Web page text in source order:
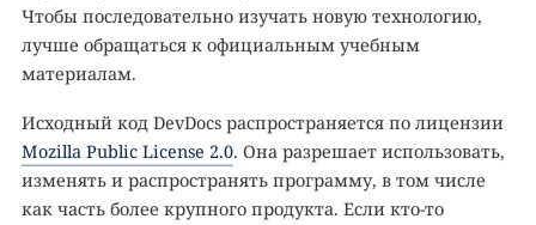
Чтобы последовательно изучать новую технологию,
лучше обращаться к официальным учебным
материалам.
Исходный код DevDocs распространяется по лицензии
Mozilla Public License 2.0. Она разрешает использовать,
изменять и распространять программу, в том числе
как часть более крупного продукта. Если кто-то